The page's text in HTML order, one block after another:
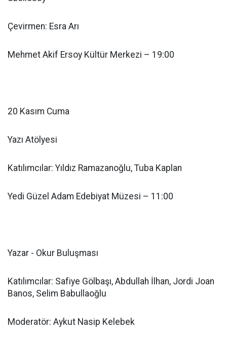
Çevirmen: Esra Arı
Mehmet Akif Ersoy Kültür Merkezi – 19:00
20 Kasım Cuma
Yazı Atölyesi
Katılımcılar: Yıldız Ramazanoğlu, Tuba Kaplan
Yedi Güzel Adam Edebiyat Müzesi – 11:00
Yazar - Okur Buluşması
Katılımcılar: Safiye Gölbaşı, Abdullah İlhan, Jordi Joan
Banos, Selim Babullaoğlu
Moderatör: Aykut Nasip Kelebek